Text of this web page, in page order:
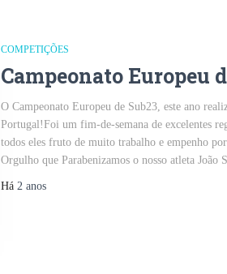
COMPETIÇÕES
Campeonato Europeu
O Campeonato Europeu de Sub23, este ano
Portugal!Foi um fim-de-semana de excelentes
todos eles fruto de muito trabalho e empenho
Orgulho que Parabenizamos o nosso atleta João
Há 2 anos